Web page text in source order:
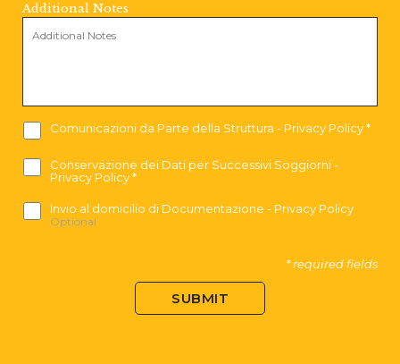
Additional Notes
Comunicazioni da Parte della Struttura - Privacy Policy*
Conservazione dei Dati per Successivi Soggiorni-
Privacy Policy*
Invio al domicilio di Documentazione - Privacy Policy
Optional
* required fields
SUBMIT